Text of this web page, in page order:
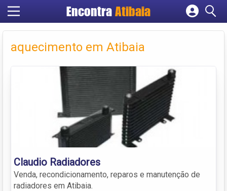
Encontra Atibaia
Cadastrar empresa
Criar conta
aquecimento em Atibaia
Claudio Radiadores
Venda, recondicionamento, reparos e manutenção de
radiadores em Atibaia.